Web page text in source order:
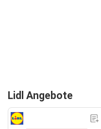
Lidl Angebote